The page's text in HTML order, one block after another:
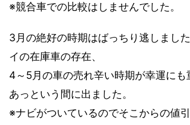
※競合車での比較はしませんでした。
3月の絶好の時期はばっちり逃しまし
イの在庫車の存在、
4～5月の車の売れ辛い時期が幸運にも
あっという間に出ました。
※ナビがついているのでそこからの値